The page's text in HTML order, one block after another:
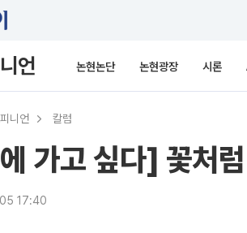
언 논현논단 논현광장 시론
니언 칼럼
가고 싶다] 꽃처럼
17:40